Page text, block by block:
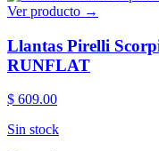
Ver producto →
Llantas Pirelli
RUNFLAT
$ 609.00
Sin stock